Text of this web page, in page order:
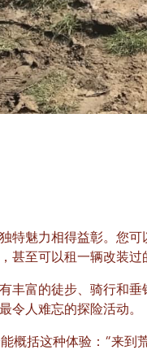
特魅力相得益彰。您
甚至可以租一辆改装过
丰富的徒步、骑行和
令人难忘的探险活动。
概括这种体验：“来到